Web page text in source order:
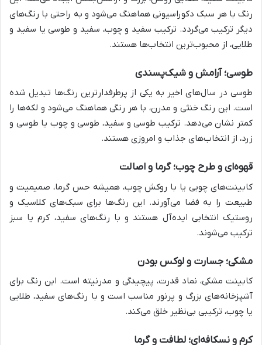
رنگ با هر سبک دکوراسیونی هماهنگ می‌شود و به راحتی با رنگ‌های
دیگر ترکیب می‌گردد. ترکیب سفید و چوب، سفید و طوسی یا سفید و
طلایی، از محبوب‌ترین انتخاب‌ها هستند.
طوسی؛ آرامش و شیک‌پسندی
طوسی در سال‌های اخیر به یکی از پرطرفدارترین رنگ‌ها تبدیل شده
است. این رنگ خنثی و مدرن، با هر رنگی هماهنگ می‌شود و لکه‌ها را
کمتر نشان می‌دهد. ترکیب طوسی و سفید، طوسی و چوب یا طوسی و
زرد، از انتخاب‌های جذاب و امروزی هستند.
قهوه‌ای و طرح چوب؛ گرما و اصالت
کابینت‌های چوبی یا با روکش چوب، همیشه حس گرما، صمیمیت و
طبیعت را به فضا می‌آورند. این رنگ‌ها برای سبک‌های کلاسیک و
روستیک انتخابی ایده‌آل هستند و با رنگ‌های سفید، کرم یا سبز
ترکیب می‌شوند.
مشکی؛ جسارت و لوکس بودن
کابینت مشکی، نماد قدرت، پیچیدگی و مدرنیته است. این رنگ برای
آشپزخانه‌های بزرگ و پرنور مناسب است و با رنگ‌های سفید، طلایی
یا چوب، ترکیبی بی‌نظیر خلق می‌کند.
کرم و نسکافه‌ای؛ لطافت و گرما